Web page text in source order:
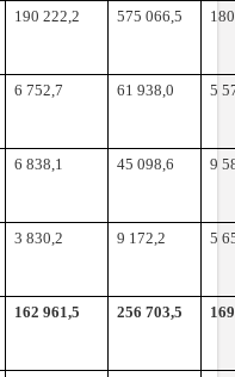
190 222,2 575 066,5
6 752,7 61 938,0 5
6 838,1 45 098,6 9
3 830,2 9 172,2 5
162 961,5 256 703,5